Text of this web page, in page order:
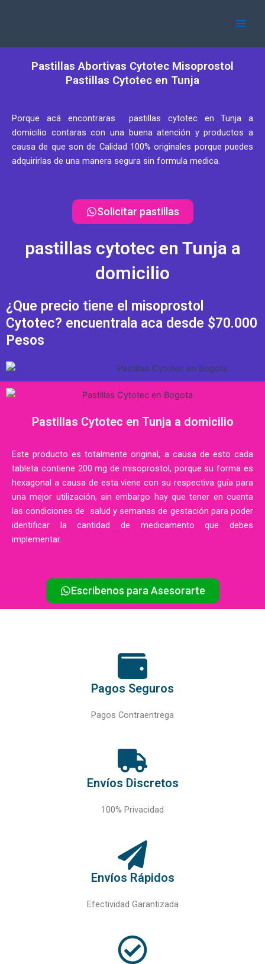
Pastillas Abortivas Cytotec Misoprostol
Pastillas Cytotec en Tunja
Porque acá encontraras pastillas cytotec en Tunja a
domicilio contaras con una buena atención y productos a
causa de que son de Calidad 100% originales porque puedes
adquirirlas de una manera segura sin formula medica.
Solicitar pastillas
pastillas cytotec en Tunja a
domicilio
¿Que precio tiene el misoprostol
Cytotec? encuentrala aca desde $70.000
Pesos
Pastillas Cytotec en Tunja a domicilio
Este producto es totalmente original, a causa de esto cada
tableta contiene 200 mg de misoprostol, porque su forma es
hexagonal a causa de esta viene con su respectiva guía para
una mejor utilización, sin embargo hay que tener en cuenta
las condiciones de salud y semanas de gestación para poder
identificar la cantidad de medicamento que debes
implementar.
Escribenos para Asesorarte
Pagos Seguros
Pagos Contraentrega
Envíos Discretos
100% Privacidad
Envíos Rápidos
Efectividad Garantizada